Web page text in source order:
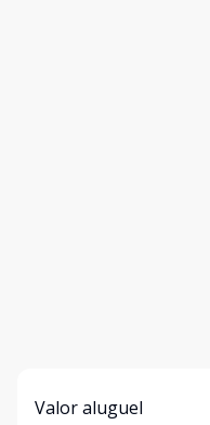
Valor aluguel